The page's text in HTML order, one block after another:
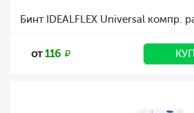
Бинт IDEALFLEX Universal компр.
от116